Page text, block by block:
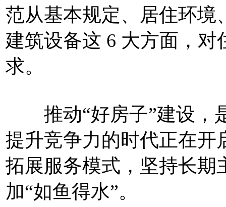
范从基本规定、居住环境
建筑设备这 6 大方面，
求。
推动“好房子”建设，
提升竞争力的时代正在开
拓展服务模式，坚持长期
加“如鱼得水”。